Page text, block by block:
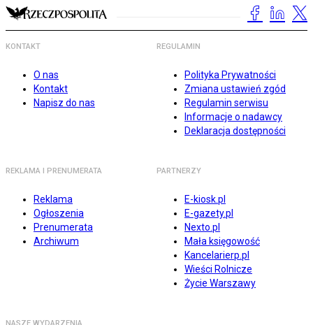
KONTAKT
O nas
Kontakt
Napisz do nas
REGULAMIN
Polityka Prywatności
Zmiana ustawień zgód
Regulamin serwisu
Informacje o nadawcy
Deklaracja dostępności
REKLAMA I PRENUMERATA
Reklama
Ogłoszenia
Prenumerata
Archiwum
PARTNERZY
E-kiosk.pl
E-gazety.pl
Nexto.pl
Mała księgowość
Kancelarierp.pl
Wieści Rolnicze
Życie Warszawy